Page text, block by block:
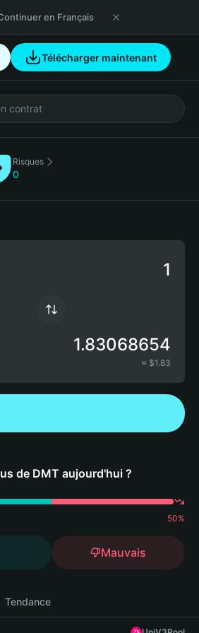
en Français
Télécharger maintenant
Risques
0
1.83068654
≈ $1.83
de DMT aujourd'hui ?
50%
Mauvais
Tendance